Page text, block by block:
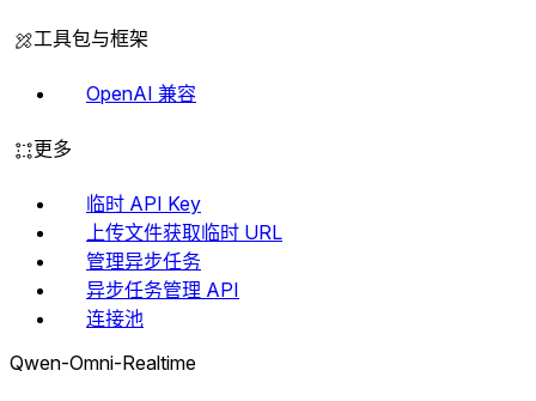
工具包与框架
OpenAI 兼容
更多
临时 API Key
上传文件获取临时 URL
管理异步任务
异步任务管理 API
连接池
Qwen-Omni-Realtime